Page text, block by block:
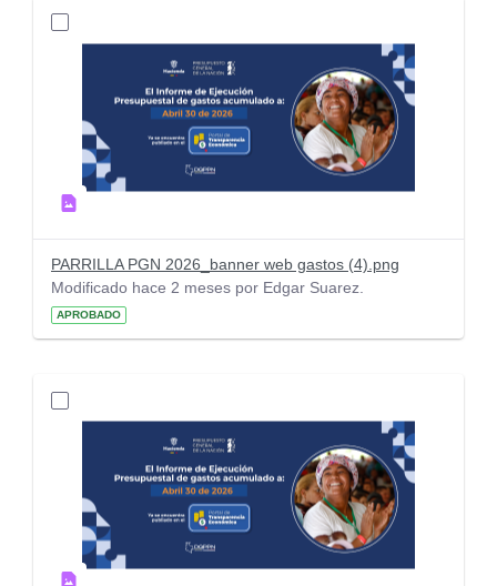
PARRILLA PGN 2026_banner web gastos (4).png
Modificado hace 2 meses por Edgar Suarez.
APROBADO